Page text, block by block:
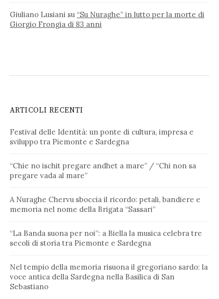
Giuliano Lusiani su “Su Nuraghe” in lutto per la morte di
Giorgio Frongia di 83 anni
ARTICOLI RECENTI
Festival delle Identità: un ponte di cultura, impresa e
sviluppo tra Piemonte e Sardegna
“Chie no ischit pregare andhet a mare” / “Chi non sa
pregare vada al mare”
A Nuraghe Chervu sboccia il ricordo: petali, bandiere e
memoria nel nome della Brigata “Sassari”
“La Banda suona per noi”: a Biella la musica celebra tre
secoli di storia tra Piemonte e Sardegna
Nel tempio della memoria risuona il gregoriano sardo: la
voce antica della Sardegna nella Basilica di San
Sebastiano